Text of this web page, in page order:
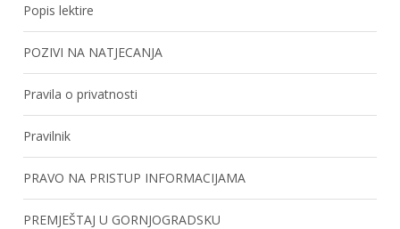
Popis lektire
POZIVI NA NATJECANJA
Pravila o privatnosti
Pravilnik
PRAVO NA PRISTUP INFORMACIJAMA
PREMJEŠTAJ U GORNJOGRADSKU